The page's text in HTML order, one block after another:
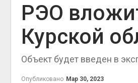
РЭО
Курской
Объект будет введен в
Опубликовано Мар 30, 2023